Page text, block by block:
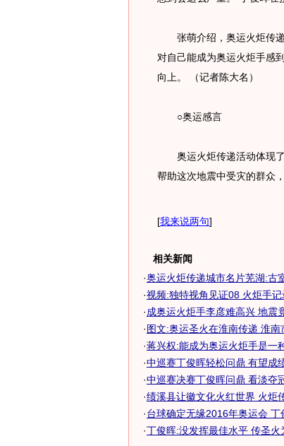
张萌介绍，奥运火炬传递
对自己能成为奥运火炬手感
向上。 （记者陈大名）
○奥运感言
奥运火炬传递活动体现了
帮助这次地震中受灾的群众
[我来说两句]
相关新闻
·奥运火炬传递城市名片芜湖:古
·视频:独特视角见证08 火炬手
·成奥运火炬手李彦难高兴 地震
·图文:奥运圣火在淮南传递 淮南
·蒋兴权:能成为奥运火炬手是一
·中巡赛丁俊晖轻松问鼎 有望成
·中巡赛决赛丁俊晖问鼎 看淡夺
·绩溪县让徽文化火红世界 火炬
·台球确定无缘2016年奥运会 丁
·丁俊晖:没发挥最佳水平 传圣火